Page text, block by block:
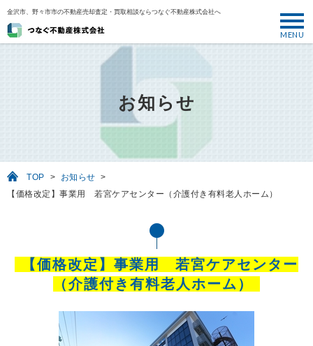
金沢市、野々市市の不動産売却査定・買取相談ならつなぐ不動産株式会社へ
MENU
BUY
買いたい
お役立ち情報
REASON
つなぐ不動産株式会社が
選ばれる理由
お知らせ
TOP > お知らせ >
【価格改定】事業用 若宮ケアセンター（介護付き有料老人ホーム）
【価格改定】事業用 若宮ケアセンター
（介護付き有料老人ホーム）